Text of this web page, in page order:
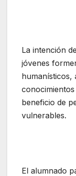
La intención
jóvenes
humanísticos,
beneficio de
vulnerables.
El alumnado